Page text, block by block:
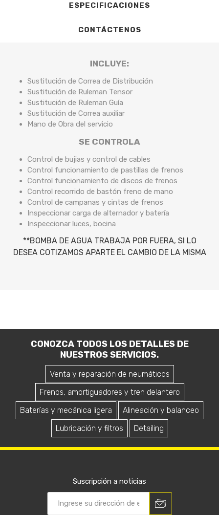
ESPECIFICACIONES
CONTÁCTENOS
INCLUYE:
Sustitución de Correa de Distribución
Sustitución de Ruleman Tensor
Sustitución de Ruleman Guía
Sustitución de Correa auxiliar
Mano de Obra del servicio
SE CONTROLA
Control de bujias y control de cables
Control funcionamiento de pastillas de frenos
Control funcionamiento de discos de frenos
Control recorrido de bastón freno de mano
Control de campanas y cintas de frenos
Inspeccionar carga de alternador y batería
Inspeccionar luces, bocina
**BOMBA DE AGUA TRABAJA POR FUERA, SI LO
DESEA COTIZAMOS APARTE EL CAMBIO DE LA MISMA
CONOZCA TODOS LOS DETALLES DE
NUESTROS SERVICIOS.
Venta y reparación de neumáticos
Frenos, amortiguadores y tren delantero
Baterías y mecánica ligera
Alineación y balanceo
Lubricación y filtros
Detailing
Suscripción a noticias